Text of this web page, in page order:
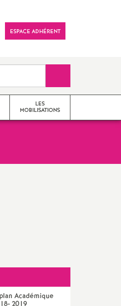
ESPACE ADHÉRENT
LES
MOBILISATIONS
Académique
2019